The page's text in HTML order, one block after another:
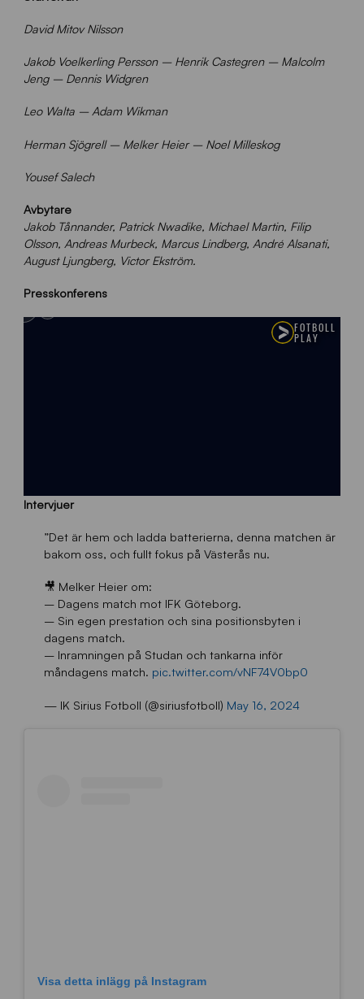
David Mitov Nilsson
Jakob Voelkerling Persson – Henrik Castegren – Malcolm
Jeng – Dennis Widgren
Leo Walta – Adam Wikman
Herman Sjögrell – Melker Heier – Noel Milleskog
Yousef Salech
Avbytare
Jakob Tånnander, Patrick Nwadike, Michael Martin, Filip
Olsson, Andreas Murbeck, Marcus Lindberg, André Alsanati,
August Ljungberg, Victor Ekström.
Presskonferens
Intervjuer
”Det är hem och ladda batterierna, denna matchen är
bakom oss, och fullt fokus på Västerås nu.
🎥 Melker Heier om:
– Dagens match mot IFK Göteborg.
– Sin egen prestation och sina positionsbyten i
dagens match.
– Inramningen på Studan och tankarna inför
måndagens match. pic.twitter.com/vNF74V0bp0
— IK Sirius Fotboll (@siriusfotboll) May 16, 2024
Visa detta inlägg på Instagram